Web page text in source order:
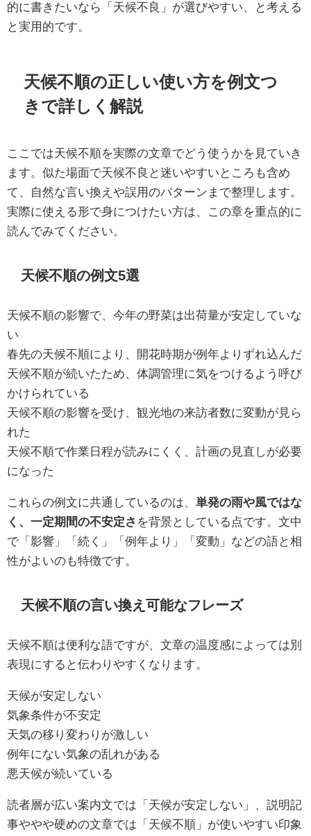
的に書きたいなら「天候不良」が選びやすい、と考える
と実用的です。
天候不順の正しい使い方を例文つ
きで詳しく解説
ここでは天候不順を実際の文章でどう使うかを見ていき
ます。似た場面で天候不良と迷いやすいところも含め
て、自然な言い換えや誤用のパターンまで整理します。
実際に使える形で身につけたい方は、この章を重点的に
読んでみてください。
天候不順の例文5選
天候不順の影響で、今年の野菜は出荷量が安定していな
い
春先の天候不順により、開花時期が例年よりずれ込んだ
天候不順が続いたため、体調管理に気をつけるよう呼び
かけられている
天候不順の影響を受け、観光地の来訪者数に変動が見ら
れた
天候不順で作業日程が読みにくく、計画の見直しが必要
になった
これらの例文に共通しているのは、 単発の雨や風ではな
く、一定期間の不安定さ を背景としている点です。文中
で「影響」「続く」「例年より」「変動」などの語と相
性がよいのも特徴です。
天候不順の言い換え可能なフレーズ
天候不順は便利な語ですが、文章の温度感によっては別
表現にすると伝わりやすくなります。
天候が安定しない
気象条件が不安定
天気の移り変わりが激しい
例年にない気象の乱れがある
悪天候が続いている
読者層が広い案内文では「天候が安定しない」、説明記
事ややや硬めの文章では「天候不順」が使いやすい印象